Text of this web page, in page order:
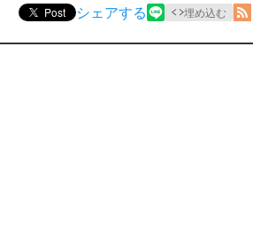
Post シェアする 埋め込む